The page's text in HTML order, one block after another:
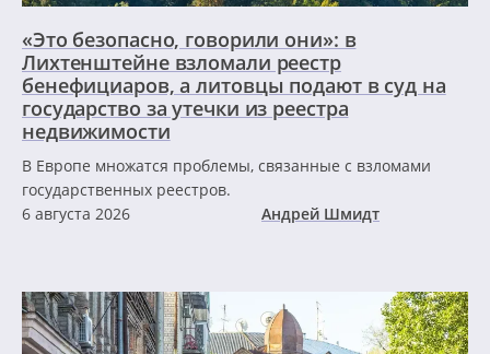
«Это безопасно, говорили они»: в
Лихтенштейне взломали реестр
бенефициаров, а литовцы подают в суд на
государство за утечки из реестра
недвижимости
В Европе множатся проблемы, связанные с взломами
государственных реестров.
6 августа 2026
Андрей Шмидт